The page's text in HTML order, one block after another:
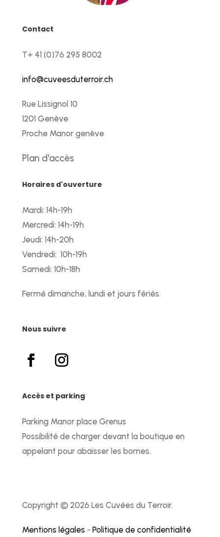
Contact
T+ 41 (0)76 295 8002
info@cuveesduterroir.ch
Rue Lissignol 10
1201 Genève
Proche Manor genève
Plan d'accès
Horaires d'ouverture
Mardi: 14h-19h
Mercredi: 14h-19h
Jeudi: 14h-20h
Vendredi: 10h-19h
Samedi: 10h-18h
Fermé dimanche, lundi et jours fériés.
Nous suivre
Accès et parking
Parking Manor place Grenus
Possibilité de charger devant la boutique en
appelant pour abaisser les bornes.
Copyright © 2026 Les Cuvées du Terroir.
Mentions légales - Politique de confidentialité